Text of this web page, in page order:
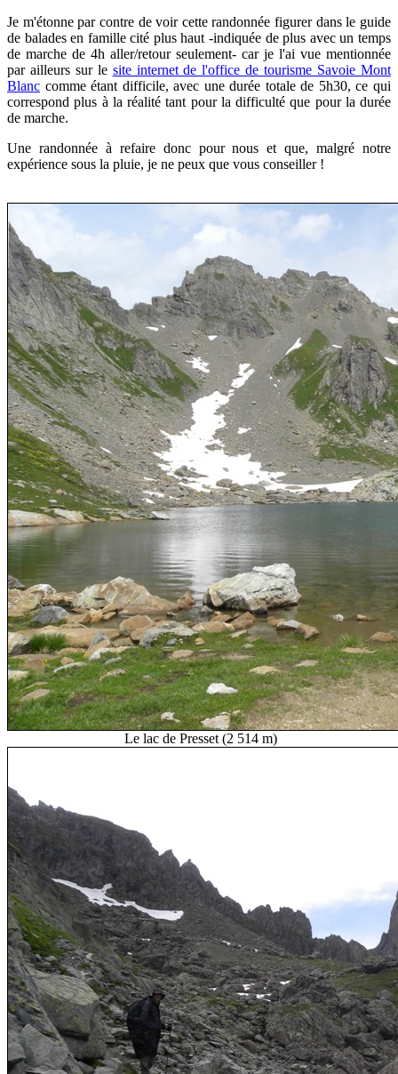
Je m'étonne par contre de voir cette randonnée figurer dans le guide
de balades en famille cité plus haut -indiquée de plus avec un temps
de marche de 4h aller/retour seulement- car je l'ai vue mentionnée
par ailleurs sur le site internet de l'office de tourisme Savoie Mont
Blanc comme étant difficile, avec une durée totale de 5h30, ce qui
correspond plus à la réalité tant pour la difficulté que pour la durée
de marche.
Une randonnée à refaire donc pour nous et que, malgré notre
expérience sous la pluie, je ne peux que vous conseiller !
Le lac de Presset (2 514 m)